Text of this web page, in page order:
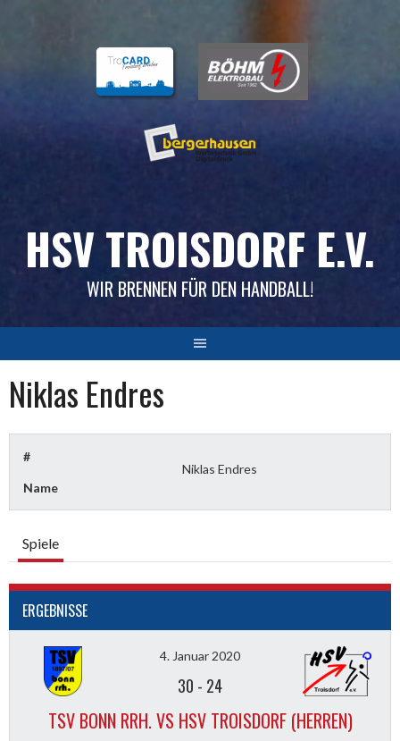
HSV TROISDORF E.V.
WIR BRENNEN FÜR DEN HANDBALL!
Niklas Endres
#
Name
Niklas Endres
Spiele
ERGEBNISSE
4. Januar 2020
30 - 24
TSV BONN RRH. VS HSV TROISDORF (HERREN)